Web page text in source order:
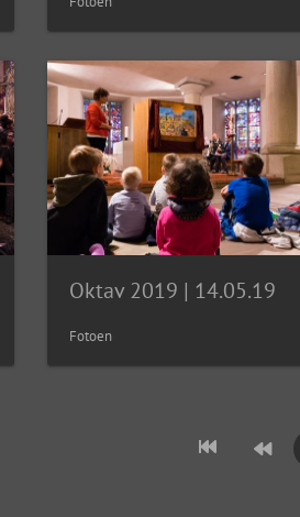
Oktav 2019 | 14.05.19
Fotoen